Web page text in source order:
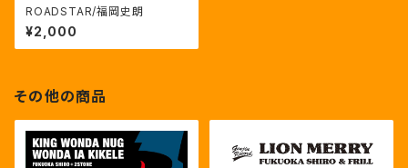
ROADSTAR/福岡史朗
¥2,000
その他の商品